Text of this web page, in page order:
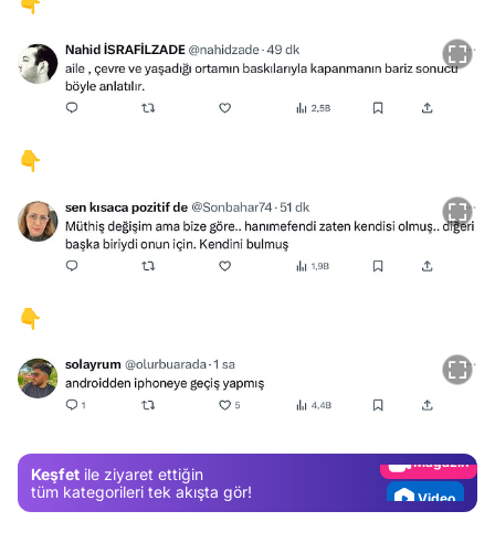
👇
👇
Keşfet ile ziyaret ettiğin
tüm kategorileri tek akışta gör!
Test
Gündem
Video